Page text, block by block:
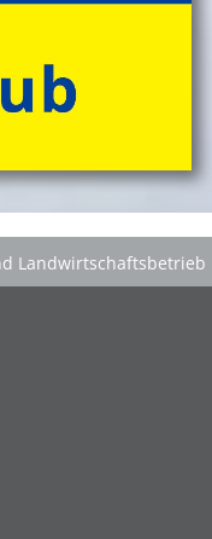
Landwirtschaftsbetrieb